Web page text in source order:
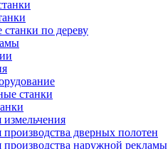
по дереву
станки
дверных полотен
производства наружной рекламы